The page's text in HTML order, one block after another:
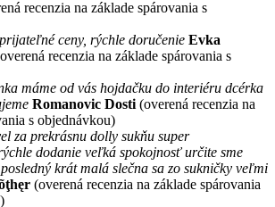
recenzia na základe spárovania s
ceny, rýchle doručenie Evka
recenzia na základe spárovania s
máme od vás hojdačku do interiéru dcérka
Romanovic Dosti (overená recenzia na
s objednávkou)
za prekrásnu dolly sukňu super
dodanie veľká spokojnosť určite sme
krát malá slečna sa zo sukničky veľmi
(overená recenzia na základe spárovania